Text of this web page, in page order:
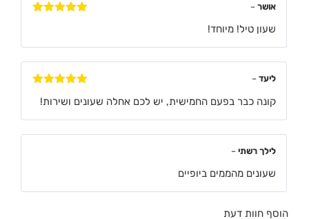
אושר –
שעון טיל! מיוחד!
5
ליעד –
קונה כבר בפעם החמישית, יש לכם אחלה שעונים ושירות!
לילך רשתי –
שעונים מהממים ביופיים
הוסף חוות דעת